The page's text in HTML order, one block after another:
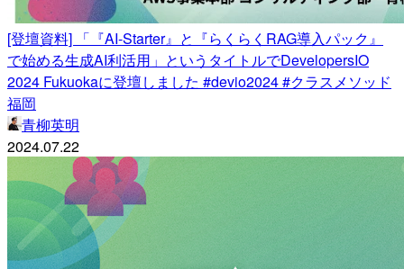
[登壇資料] 「『AI-Starter』と『らくらくRAG導入パック』
で始める生成AI利活用」というタイトルでDevelopersIO
2024 Fukuokaに登壇しました #devio2024 #クラスメソッド
福岡
青柳英明
2024.07.22